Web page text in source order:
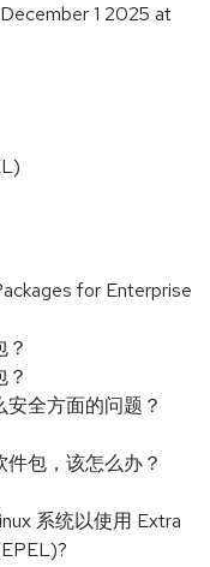
December 1 2025 at
for Enterprise
全方面的问题？
包，该怎么办？
系统以使用 Extra